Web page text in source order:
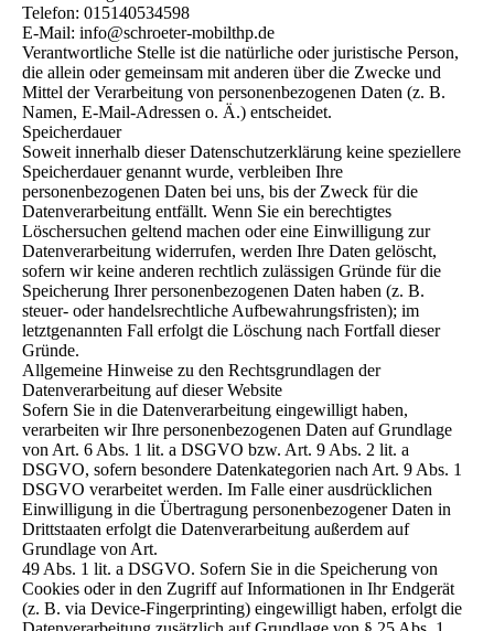
Telefon: 015140534598
E-Mail: info@schroeter-mobilthp.de
Verantwortliche Stelle ist die natürliche oder juristische Person,
die allein oder gemeinsam mit anderen über die Zwecke und
Mittel der Verarbeitung von personenbezogenen Daten (z. B.
Namen, E-Mail-Adressen o. Ä.) entscheidet.
Speicherdauer
Soweit innerhalb dieser Datenschutzerklärung keine speziellere
Speicherdauer genannt wurde, verbleiben Ihre
personenbezogenen Daten bei uns, bis der Zweck für die
Datenverarbeitung entfällt. Wenn Sie ein berechtigtes
Löschersuchen geltend machen oder eine Einwilligung zur
Datenverarbeitung widerrufen, werden Ihre Daten gelöscht,
sofern wir keine anderen rechtlich zulässigen Gründe für die
Speicherung Ihrer personenbezogenen Daten haben (z. B.
steuer- oder handelsrechtliche Aufbewahrungsfristen); im
letztgenannten Fall erfolgt die Löschung nach Fortfall dieser
Gründe.
Allgemeine Hinweise zu den Rechtsgrundlagen der
Datenverarbeitung auf dieser Website
Sofern Sie in die Datenverarbeitung eingewilligt haben,
verarbeiten wir Ihre personenbezogenen Daten auf Grundlage
von Art. 6 Abs. 1 lit. a DSGVO bzw. Art. 9 Abs. 2 lit. a
DSGVO, sofern besondere Datenkategorien nach Art. 9 Abs. 1
DSGVO verarbeitet werden. Im Falle einer ausdrücklichen
Einwilligung in die Übertragung personenbezogener Daten in
Drittstaaten erfolgt die Datenverarbeitung außerdem auf
Grundlage von Art.
49 Abs. 1 lit. a DSGVO. Sofern Sie in die Speicherung von
Cookies oder in den Zugriff auf Informationen in Ihr Endgerät
(z. B. via Device-Fingerprinting) eingewilligt haben, erfolgt die